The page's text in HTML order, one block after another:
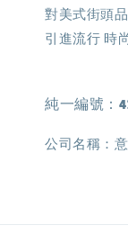
對美式街頭
引進流行 時
純一編號：
公司名稱：